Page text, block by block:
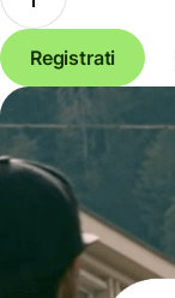
Registrati